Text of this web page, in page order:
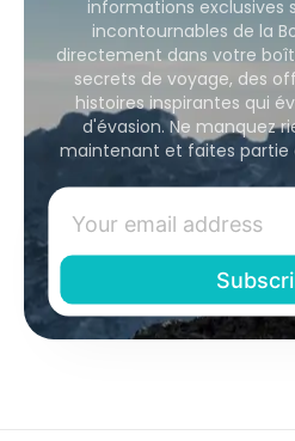
informations exclusives
incontournables de la
directement dans votre
secrets de voyage, des
histoires inspirantes qui
d'évasion. Ne manquez
maintenant et faites partie